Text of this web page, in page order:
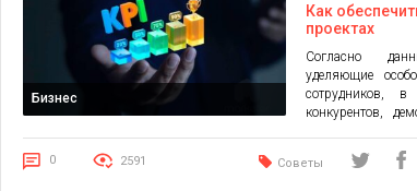
Бизнес
Как
проектах
Согласно
уделяющие
сотрудников,
конкурентов,
управления
эффективно
0 2591 Советы